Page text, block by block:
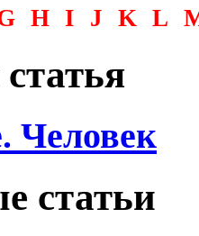
H I J K L
Человек
статьи